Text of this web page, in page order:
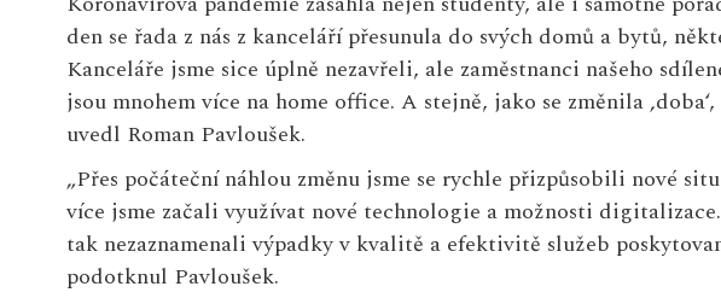
den se řada z nás z kanceláří přesunula do svých domů a bytů,
Kanceláře jsme sice úplně nezavřeli, ale zaměstnanci našeho
jsou mnohem více na home office. A stejně, jako se změnila
uvedl Roman Pavloušek.
„Přes počáteční náhlou změnu jsme se rychle přizpůsobili nové
více jsme začali využívat nové technologie a možnosti
tak nezaznamenali výpadky v kvalitě a efektivitě služeb
podotknul Pavloušek.